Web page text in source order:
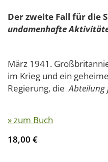
Der zweite Fall für die
undamenhafte
März 1941.
im Krieg und ein
Regierung, dieAbteilung
» zum Buch
18,00 €